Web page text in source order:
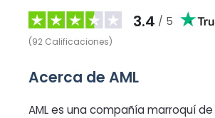
3.4 / 5
(92 Calificaciones)
Acerca de AML
AML es una compañía marroquí